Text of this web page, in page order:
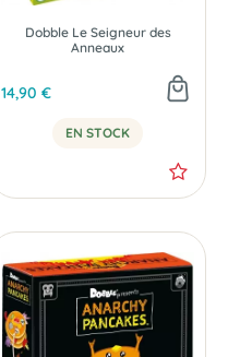
Dobble Le Seigneur des
Anneaux
14,90 €
EN STOCK